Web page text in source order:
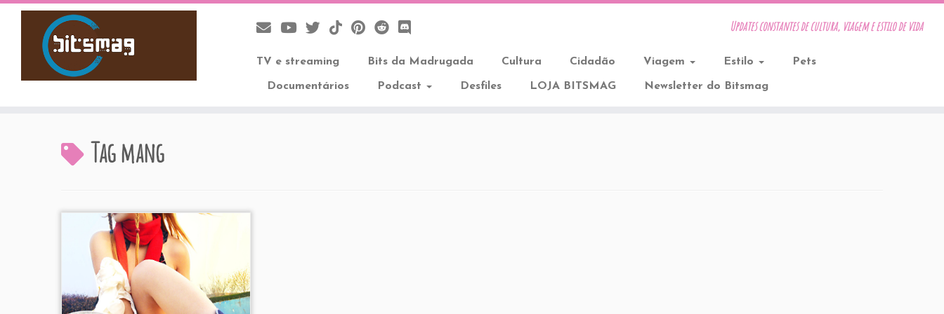
Updates constantes de cultura, viagem e estilo de vida
TV e streaming Bits da Madrugada Cultura Cidadão Viagem Estilo Pets
Documentários Podcast Desfiles LOJA BITSMAG Newsletter do Bitsmag
Tagmang